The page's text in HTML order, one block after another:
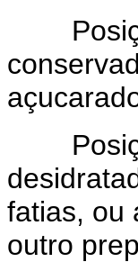
fatias, ou
outro